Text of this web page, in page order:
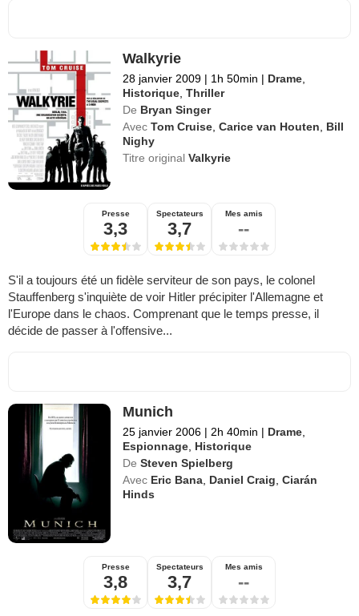
Walkyrie
28 janvier 2009 | 1h 50min | Drame
Historique ,Thriller
De Bryan Singer
Avec Tom Cruise ,Carice van Houten
Bill
Nighy
Titre originalValkyrie
Presse
3,3
Spectateurs
3,7
Mes amis
--
S'il a toujours été un fidèle serviteur de son pays, le colonel
Stauffenberg s'inquiète de voir Hitler précipiter l'Allemagne et
l'Europe dans le chaos. Comprenant que le temps presse, il
décide de passer à l'offensive...
Munich
25 janvier 2006 | 2h 40min | Drame
Espionnage Historique
De Steven Spielberg
Avec Eric Bana Daniel Craig ,Ciarán
Hinds
Presse
3,8
Spectateurs
3,7
Mes amis
--